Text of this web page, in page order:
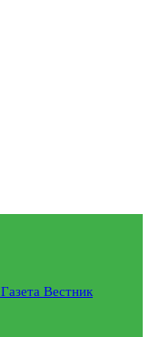
Газета Вестник